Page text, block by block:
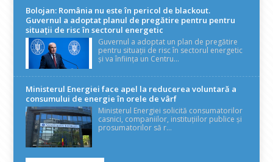
Bolojan: România nu este în pericol de blackout.
Guvernul a adoptat planul de pregătire pentru pentru
situații de risc în sectorul energetic
Guvernul a adoptat un plan de pregătire
pentru situații de risc în sectorul energetic
și va înființa un Centru...
Ministerul Energiei face apel la reducerea voluntară a
consumului de energie în orele de vârf
Ministerul Energiei solicită consumatorilor
casnici, companiilor, instituțiilor publice și
prosumatorilor să r...